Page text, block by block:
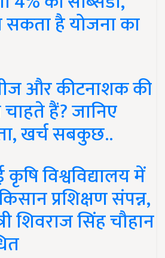
सकता है योजना का
और कीटनाशक की
हैं? जानिए
खर्च सबकुछ..
कृषि विश्वविद्यालय में
प्रशिक्षण संपन्न,
शिवराज सिंह चौहान